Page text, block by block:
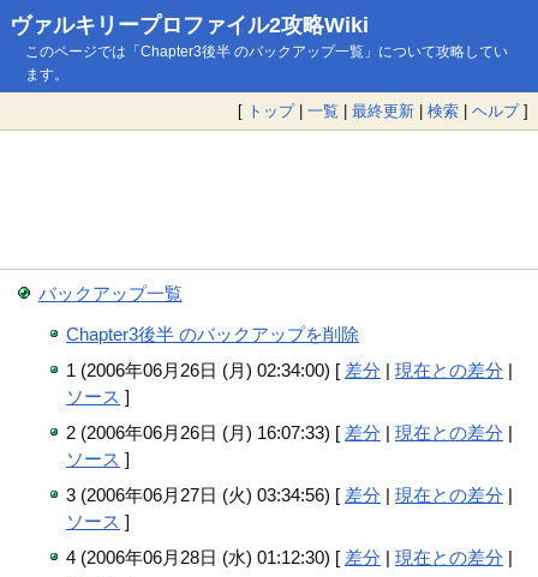
ヴァルキリープロファイル2攻略Wiki
このページでは「Chapter3後半 のバックアップ一覧」について攻略してい
ます。
[ トップ| 一覧 | 最終更新 | 検索 | ヘルプ]
バックアップ一覧
Chapter3後半 のバックアップを削除
1 (2006年06月26日 (月) 02:34:00) [ 差分 |現在との差分 |
ソース ]
2 (2006年06月26日 (月) 16:07:33) [ 差分 |現在との差分 |
ソース ]
3 (2006年06月27日 (火) 03:34:56) [ 差分 |現在との差分 |
ソース ]
4 (2006年06月28日 (水) 01:12:30) [ 差分 |現在との差分 |